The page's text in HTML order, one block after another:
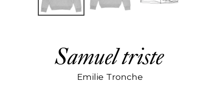
PRÉCÉDENTE
Samuel triste
Emilie Tronche